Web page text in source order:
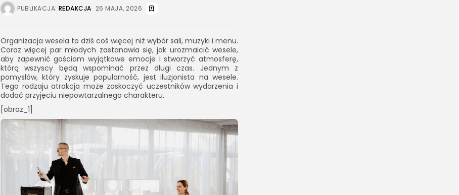
PUBLIKACJA: REDAKCJA 26 MAJA, 2026
Organizacja wesela to dziś coś więcej niż wybór sali, muzyki i menu.
Coraz więcej par młodych zastanawia się, jak urozmaicić wesele,
aby zapewnić gościom wyjątkowe emocje i stworzyć atmosferę,
którą wszyscy będą wspominać przez długi czas. Jednym z
pomysłów, który zyskuje popularność, jest iluzjonista na wesele.
Tego rodzaju atrakcja może zaskoczyć uczestników wydarzenia i
dodać przyjęciu niepowtarzalnego charakteru.
[obraz_1]